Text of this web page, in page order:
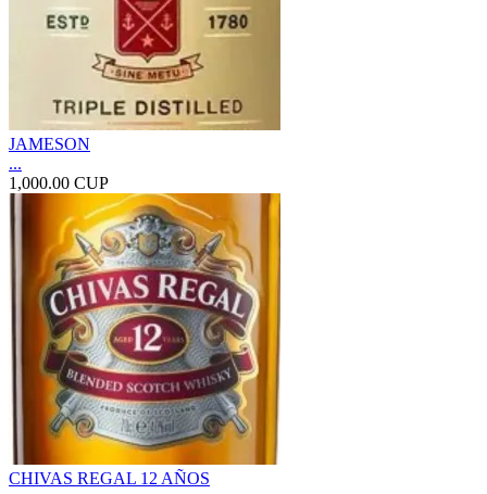
JAMESON
...
1,000.00 CUP
CHIVAS REGAL 12 AÑOS